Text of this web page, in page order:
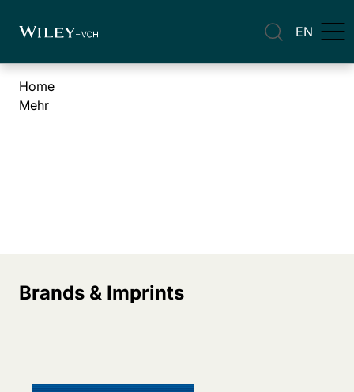
EN
Home
Mehr
Brands & Imprints